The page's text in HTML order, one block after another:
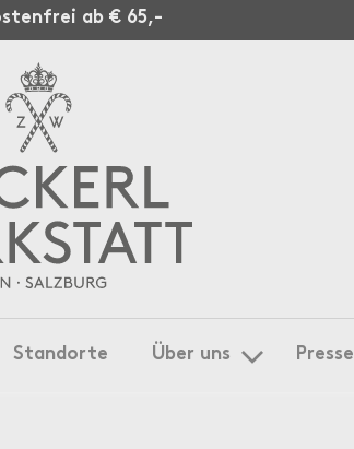
ab € 65,-
Standorte Über uns Presse